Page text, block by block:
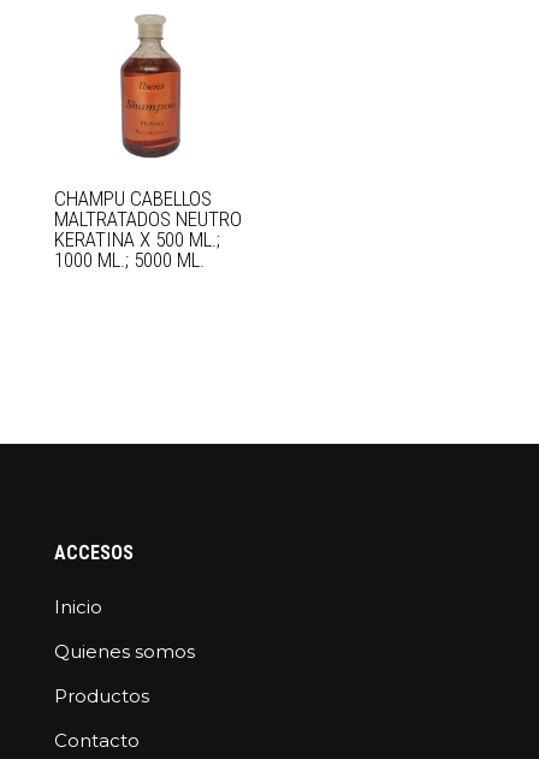
CHAMPU CABELLOS
MALTRATADOS NEUTRO
KERATINA X 500 ML.;
1000 ML.; 5000 ML.
ACCESOS
Inicio
Quienes somos
Productos
Contacto